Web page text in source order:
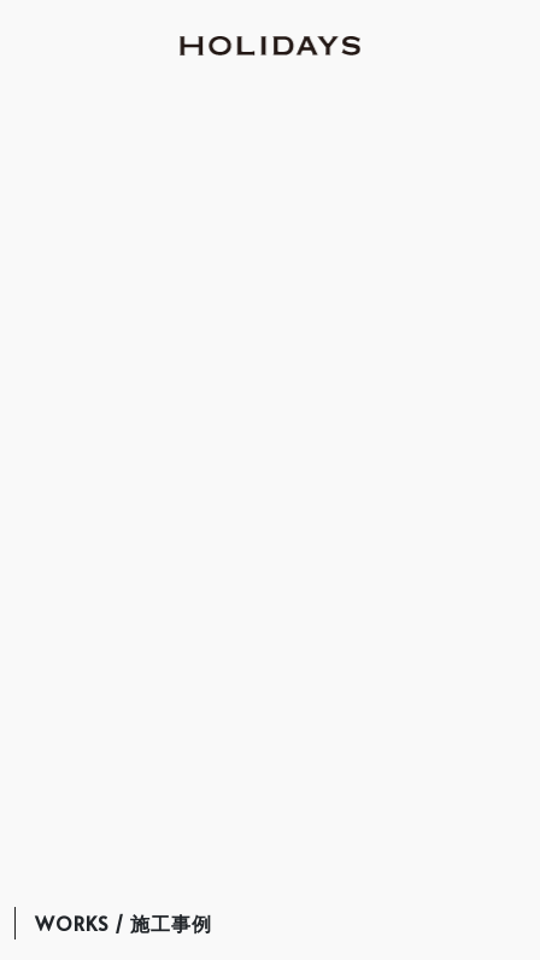
WORKS / 施工事例